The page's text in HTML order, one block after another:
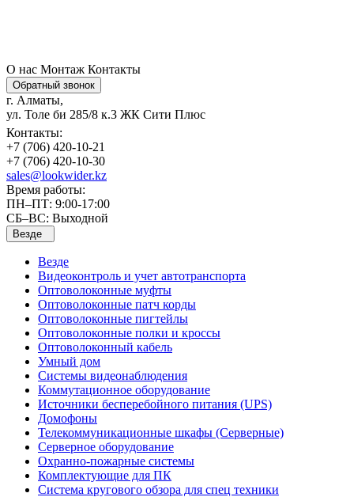
О нас Монтаж Контакты
Обратный звонок
г. Алматы,
ул. Толе би 285/8 к.3 ЖК Сити Плюс
Контакты:
+7 (706) 420-10-21
+7 (706) 420-10-30
sales@lookwider.kz
Время работы:
ПН–ПТ: 9:00-17:00
СБ–ВС: Выходной
Везде
Везде
Видеоконтроль и учет автотранспорта
Оптоволоконные муфты
Оптоволоконные патч корды
Оптоволоконные пигтейлы
Оптоволоконные полки и кроссы
Оптоволоконный кабель
Умный дом
Системы видеонаблюдения
Коммутационное оборудование
Источники бесперебойного питания (UPS)
Домофоны
Телекоммуникационные шкафы (Серверные)
Серверное оборудование
Охранно-пожарные системы
Комплектующие для ПК
Система кругового обзора для спец техники